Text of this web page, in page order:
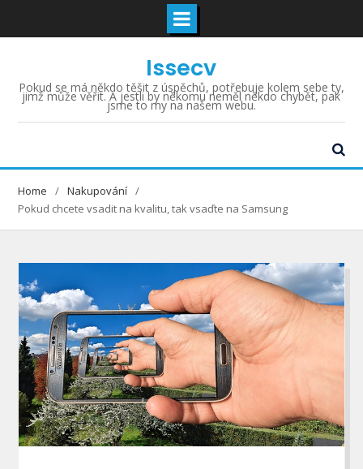
content
Issecv
Pokud se má někdo těšit z úspěchů, potřebuje kolem sebe ty,
jimž může věřit. A jestli by někomu neměl někdo chybět, pak
jsme to my na našem webu.
Home
Nakupování
Pokud chcete vsadit na kvalitu, tak vsaďte na Samsung